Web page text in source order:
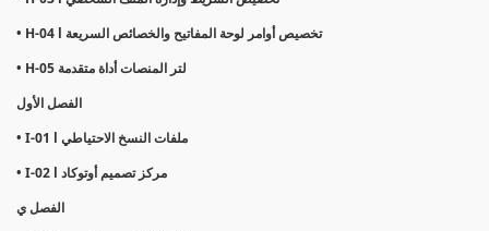
• H-04 l تخصيص أوامر لوحة المفاتيح والخصائص السريعة
• H-05 لتر المنصات أداة متقدمة
الفصل الأول
• I-01 l ملفات النسخ الاحتياطي
• I-02 l مركز تصميم أوتوكاد
الفصل ي